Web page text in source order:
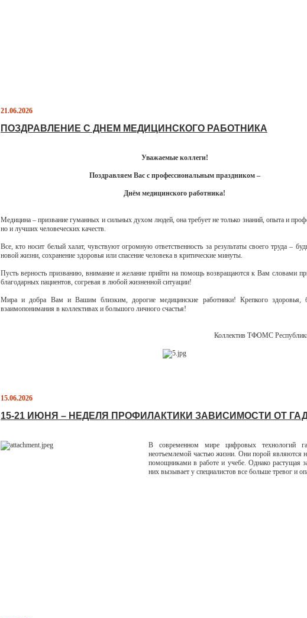
21.06.2026
ПОЗДРАВЛЕНИЕ С ДНЕМ МЕДИЦИНСКОГО РАБОТНИКА
Уважаемые коллеги!
Поздравляем Вас с профессиональным праздником –
Днём медицинского работника!
Медицина – призвание гуманных и сильных духом людей, она требует не только знаний, опыта и
но и лучших человеческих качеств.
Все, кто носит белый халат, чувствуют огромную ответственность за результаты своего труда –
новой жизни, сохранение здоровья или спасение человека в критические минуты.
Пусть верность призванию, внимание и желание прийти на помощь возвращаются к Вам словами
благодарных пациентов, согревая в любой жизненной ситуации!
Мира и добра Вам и Вашим близким, дорогие медицинские работники! Крепкого здоровья,
взаимопонимания в коллективах и большого личного счастья!
Коллектив ТФОМС
15.06.2026
15-21 ИЮНЯ – НЕДЕЛЯ ПРОФИЛАКТИКИ ЗАВИСИМОСТИ ОТ
В современном мире цифровых технологий
неотъемлемой частью жизни. Они порой являются
помощниками в работе и учебе. Однако растущая
них вызывает у специалистов все больше тревог и